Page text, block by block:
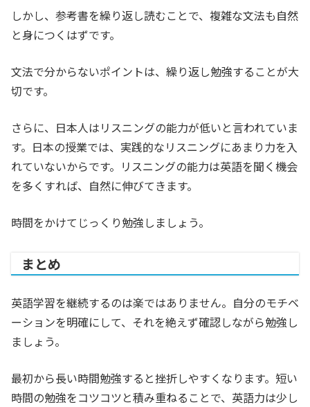
しかし、参考書を繰り返し読むことで、複雑な文法も自然
と身につくはずです。
文法で分からないポイントは、繰り返し勉強することが大
切です。
さらに、日本人はリスニングの能力が低いと言われていま
す。日本の授業では、実践的なリスニングにあまり力を入
れていないからです。リスニングの能力は英語を聞く機会
を多くすれば、自然に伸びてきます。
時間をかけてじっくり勉強しましょう。
まとめ
英語学習を継続するのは楽ではありません。自分のモチベ
ーションを明確にして、それを絶えず確認しながら勉強し
ましょう。
最初から長い時間勉強すると挫折しやすくなります。短い
時間の勉強をコツコツと積み重ねることで、英語力は少し